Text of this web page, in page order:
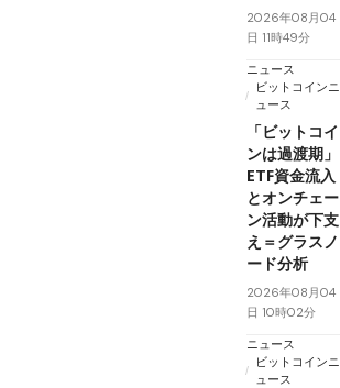
2026年08月04
日 11時49分
ニュース
ビットコインニ
ュース
「ビットコイ
ンは過渡期」
ETF資金流入
とオンチェー
ン活動が下支
え＝グラスノ
ード分析
2026年08月04
日 10時02分
ニュース
ビットコインニ
ュース